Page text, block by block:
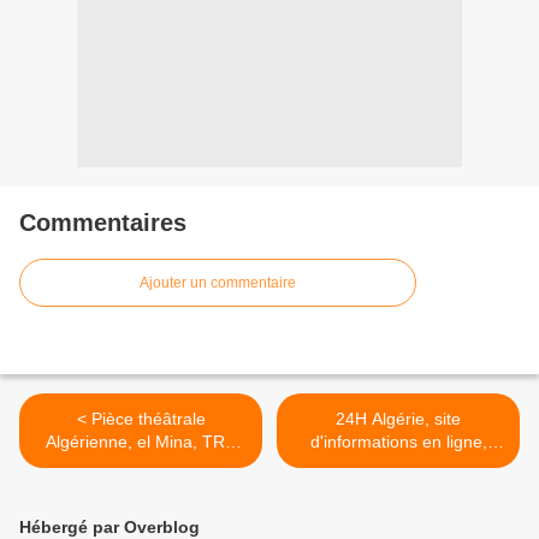
Commentaires
Ajouter un commentaire
< Pièce théâtrale
Algérienne, el Mina, TRB
Biskra (2018) مسرحية المينة
24H Algérie, site
d'informations en ligne,
journal électronique >
Hébergé par Overblog